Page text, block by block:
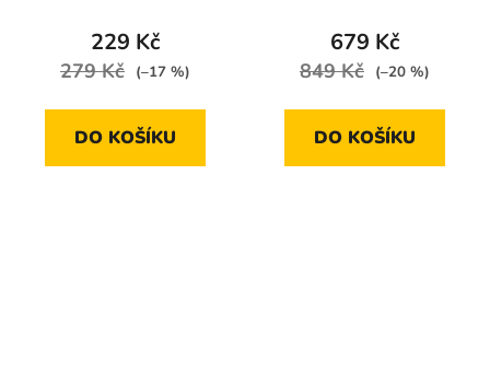
229 Kč
279 Kč (–17 %)
DO KOŠÍKU
679 Kč
849 Kč (–20 %)
DO KOŠÍKU